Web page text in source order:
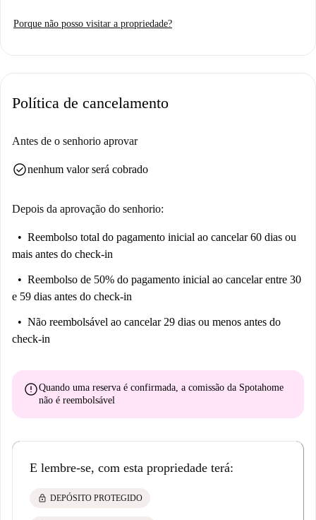
com localização central.
Porque não posso visitar a propriedade?
Política de cancelamento
Antes de o senhorio aprovar
check_circlenenhum valor será cobrado
Depois da aprovação do senhorio:
Reembolso total do pagamento inicial ao cancelar 60 dias ou
mais antes do check-in
Reembolso de 50% do pagamento inicial ao cancelar entre 30
e 59 dias antes do check-in
Não reembolsável ao cancelar 29 dias ou menos antes do
check-in
errorQuando uma reserva é confirmada, a comissão da Spotahome
não é reembolsável
E lembre-se, com esta propriedade terá:
lock DEPÓSITO PROTEGIDO